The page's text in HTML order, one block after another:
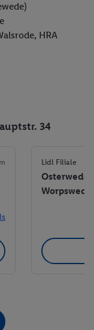
HRA
34
Lidl Filiale
Osterweder
Worpswede